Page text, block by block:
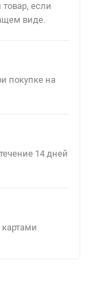
если
виде.
покупке на
14 дней